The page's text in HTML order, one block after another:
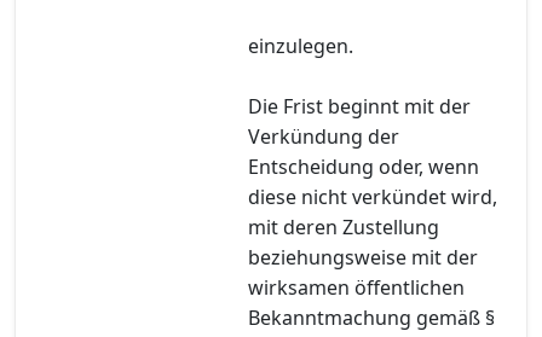
einzulegen.
Die Frist beginnt mit der
Verkündung der
Entscheidung oder, wenn
diese nicht verkündet wird,
mit deren Zustellung
beziehungsweise mit der
wirksamen öffentlichen
Bekanntmachung gemäß §